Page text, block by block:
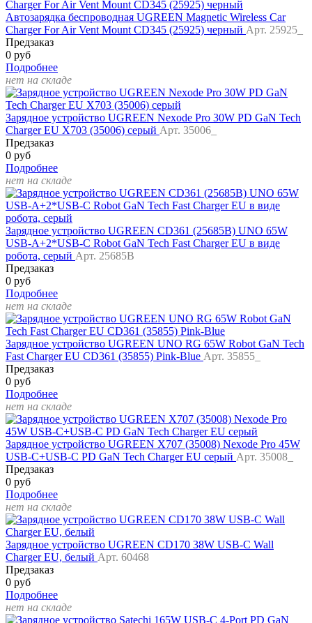
Автозарядка беспроводная UGREEN Magnetic Wireless Car
Charger For Air Vent Mount CD345 (25925) черный Арт. 25925_
Предзаказ
0 руб
Подробнее
нет на складе
Зарядное устройство UGREEN Nexode Pro 30W PD GaN Tech
Charger EU X703 (35006) серый Арт. 35006_
Предзаказ
0 руб
Подробнее
нет на складе
Зарядное устройство UGREEN CD361 (25685B) UNO 65W
USB-A+2*USB-C Robot GaN Tech Fast Charger EU в виде
робота, серый Арт. 25685B
Предзаказ
0 руб
Подробнее
нет на складе
Зарядное устройство UGREEN UNO RG 65W Robot GaN Tech
Fast Charger EU CD361 (35855) Pink-Blue Арт. 35855_
Предзаказ
0 руб
Подробнее
нет на складе
Зарядное устройство UGREEN X707 (35008) Nexode Pro 45W
USB-C+USB-C PD GaN Tech Charger EU серый Арт. 35008_
Предзаказ
0 руб
Подробнее
нет на складе
Зарядное устройство UGREEN CD170 38W USB-C Wall
Charger EU, белый Арт. 60468
Предзаказ
0 руб
Подробнее
нет на складе